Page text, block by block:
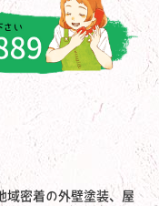
域密着の外壁塗装、屋